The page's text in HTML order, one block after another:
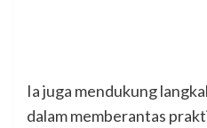
Ia juga mendukung
dalam memberantas